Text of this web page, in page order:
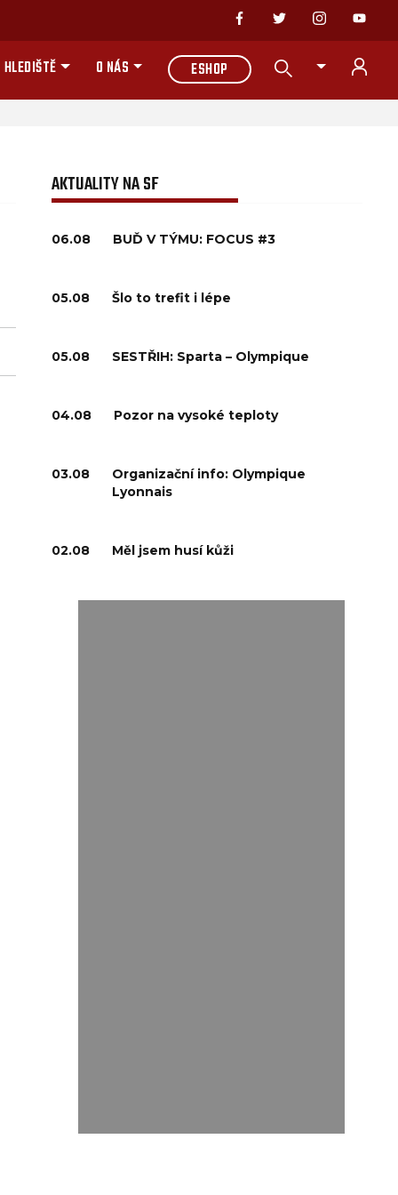
O NÁS ESHOP
AKTUALITY NA SF
06.08 BUĎ V TÝMU: FOCUS #3
05.08 Šlo to trefit i lépe
05.08 SESTŘIH: Sparta – Olympique
04.08 Pozor na vysoké teploty
03.08
Organizační info: Olympique
Lyonnais
02.08 Měl jsem husí kůži